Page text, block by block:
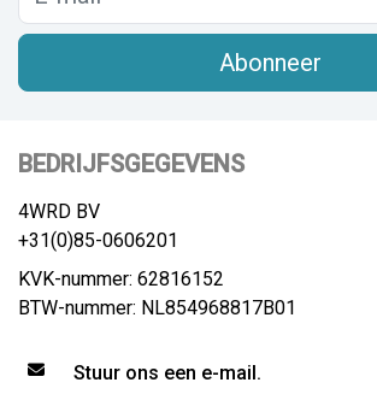
Abonneer
BEDRIJFSGEGEVENS
4WRD BV
+31(0)85-0606201
KVK-nummer: 62816152
BTW-nummer: NL854968817B01
Stuur ons een e-mail.